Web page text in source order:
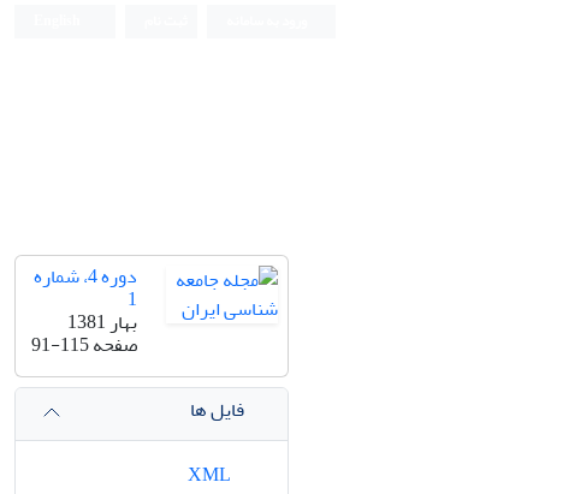
دوره 4، شماره
1
بهار 1381
صفحه91-115
فایل ها